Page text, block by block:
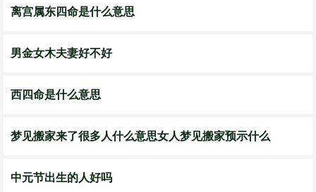
离宫属东四命是什么意思
男金女木夫妻好不好
西四命是什么意思
梦见搬家来了很多人什么意思女人梦见搬家预示什么
中元节出生的人好吗